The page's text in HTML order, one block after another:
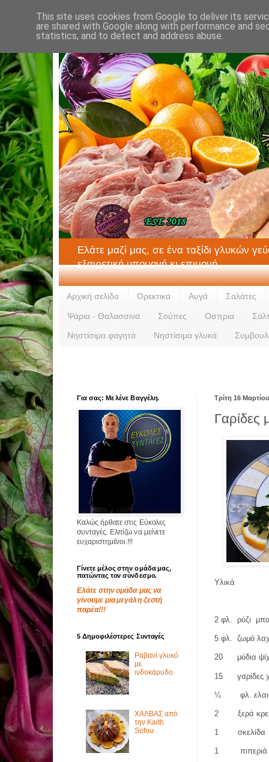
Ελάτε μαζί μας, σε ένα ταξίδι γλυκών
εξαιρετική υπομονή κι επιμονή.
Αρχική σελίδα Ορεκτικά Αυγά Σαλάτες
Ψάρια - Θαλασσινά Σούπες Οσπρια
Νηστίσιμα φαγητά Νηστίσιμα γλυκά
Τρίτη 16
Γαρίδες
Υλικά
2 φλ. ρύζι
5 φλ. ζωμό
20 μύδια
15 γαρίδες
¼ φλ.
2 ξερά
1 σκελίδα
1
Για σας: Με λένε Βαγγέλη.
Καλώς ήρθατε στις Εύκολες
συνταγές. Ελπίζω να μείνετε
ευχαριστημένοι.!!!
Γίνετε μέλος στην ομάδα μας,
πατώντας τον σύνδεσμο.
Ελάτε στην ομάδα μας να
γίνουμε μια μεγάλη ζεστή
παρέα!!!
5 Δημοφιλέστερες Συνταγές
Ραβανί γλυκό
με
ινδοκάρυδο
ΧΑΛΒΑΣ από
την Kaith
Sofou
This site uses cookies from Google to deliver its
are shared with Google along with performance and
statistics, and to detect and address abuse.